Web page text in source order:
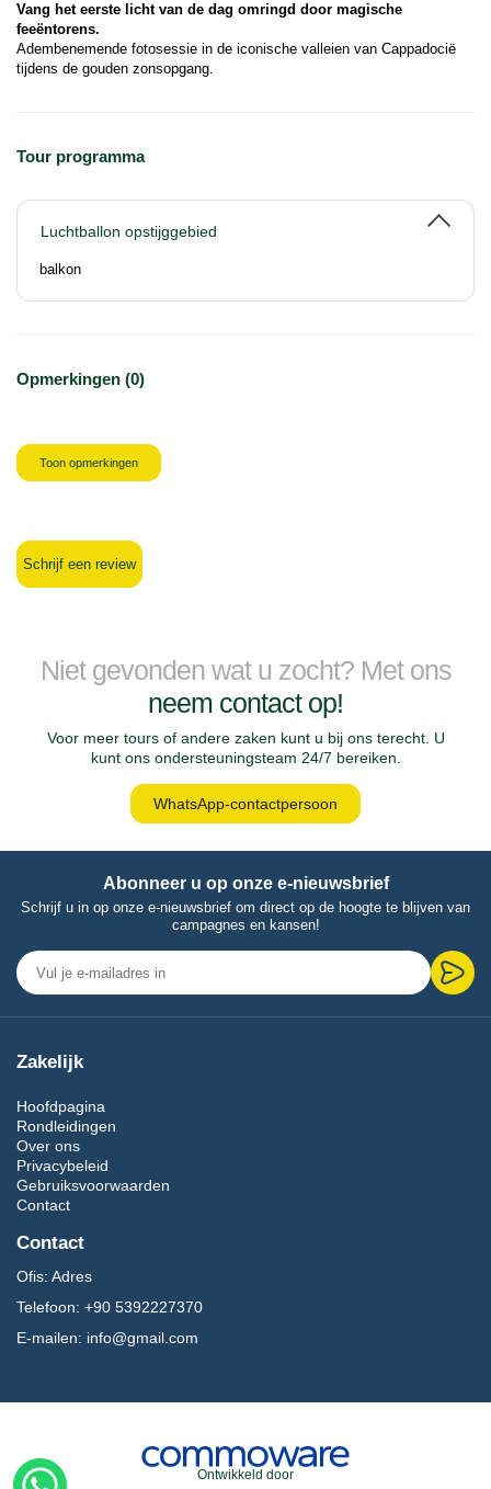
Vang het eerste licht van de dag omringd door magische
feeëntorens.
Adembenemende fotosessie in de iconische valleien van Cappadocië
tijdens de gouden zonsopgang.
Tour programma
Luchtballon opstijggebied
balkon
Opmerkingen (0)
Toon opmerkingen
Schrijf een review
Niet gevonden wat u zocht? Met ons
neem contact op!
Voor meer tours of andere zaken kunt u bij ons terecht. U
kunt ons ondersteuningsteam 24/7 bereiken.
WhatsApp-contactpersoon
Abonneer u op onze e-nieuwsbrief
Schrijf u in op onze e-nieuwsbrief om direct op de hoogte te blijven van
campagnes en kansen!
Zakelijk
Hoofdpagina
Rondleidingen
Over ons
Privacybeleid
Gebruiksvoorwaarden
Contact
Contact
Ofis: Adres
Telefoon: +90 5392227370
E-mailen: info@gmail.com
Ontwikkeld door